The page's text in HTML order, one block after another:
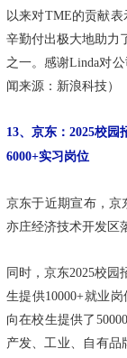
以来对TME的贡献
辛勤付出极大地助力
之一。感谢Linda对
闻来源：新浪科技）
13、京东：2025校园
6000+实习岗位
京东于近期宣布，京
亦庄经济技术开发区
同时，京东2025校
生提供10000+就业
向在校生提供了
产发、工业、自有品